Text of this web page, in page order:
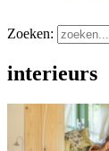
Zoeken:
interieurs